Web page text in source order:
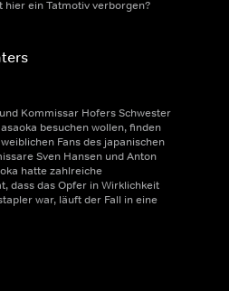
hier ein Tatmotiv verborgen?
Kommissar Hofers Schwester
besuchen wollen, finden
Fans des japanischen
Sven Hansen und Anton
hatte zahlreiche
dass das Opfer in Wirklichkeit
war, läuft der Fall in eine